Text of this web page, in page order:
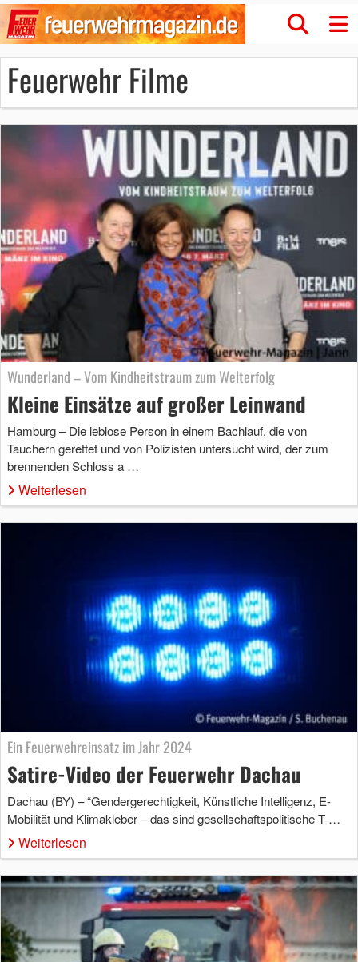
Feuerwehr Filme
Wunderland – Vom Kindheitstraum zum Welterfolg
Kleine Einsätze auf großer Leinwand
Hamburg – Die leblose Person in einem Bachlauf, die von
Tauchern gerettet und von Polizisten untersucht wird, der zum
brennenden Schloss a …
Weiterlesen
Ein Feuerwehreinsatz im Jahr 2024
Satire-Video der Feuerwehr Dachau
Dachau (BY) – “Gendergerechtigkeit, Künstliche Intelligenz, E-
Mobilität und Klimakleber – das sind gesellschaftspolitische T …
Weiterlesen